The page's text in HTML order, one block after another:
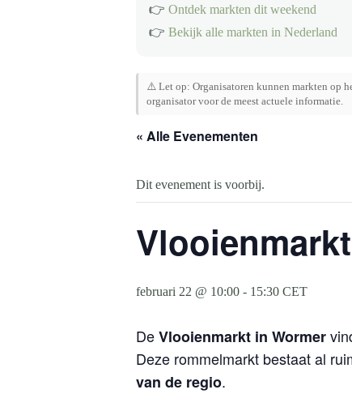
👉 Ontdek markten dit weekend
👉 Bekijk alle markten in Nederland
⚠️ Let op: Organisatoren kunnen markten op
organisator voor de meest actuele informatie.
« Alle Evenementen
Dit evenement is voorbij.
februari 22 @ 10:00 - 15:30 CET
DeVlooienmarkt in Wormer
Deze rommelmarkt bestaat al
van de regio.